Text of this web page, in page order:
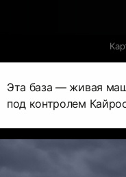
Эта база — живая
под контролем